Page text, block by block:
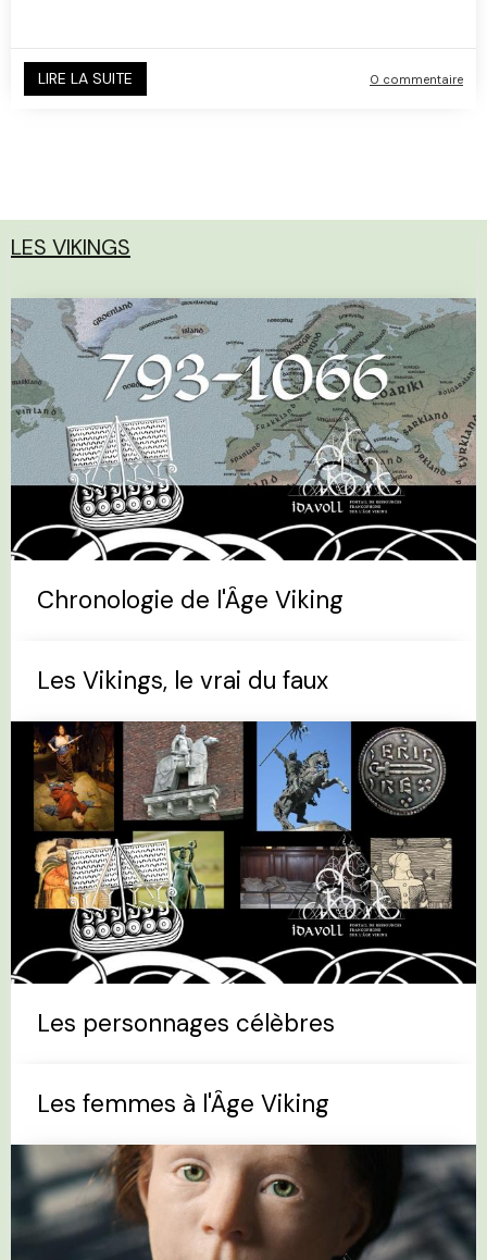
LIRE LA SUITE 0 commentaire
LES VIKINGS
Chronologie de l'Âge Viking
Les Vikings, le vrai du faux
Les personnages célèbres
Les femmes à l'Âge Viking